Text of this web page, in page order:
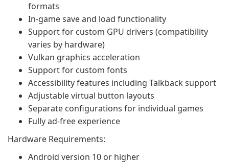
formats
In-game save and load functionality
Support for custom GPU drivers (compatibility
varies by hardware)
Vulkan graphics acceleration
Support for custom fonts
Accessibility features including Talkback support
Adjustable virtual button layouts
Separate configurations for individual games
Fully ad-free experience
Hardware Requirements:
Android version 10 or higher